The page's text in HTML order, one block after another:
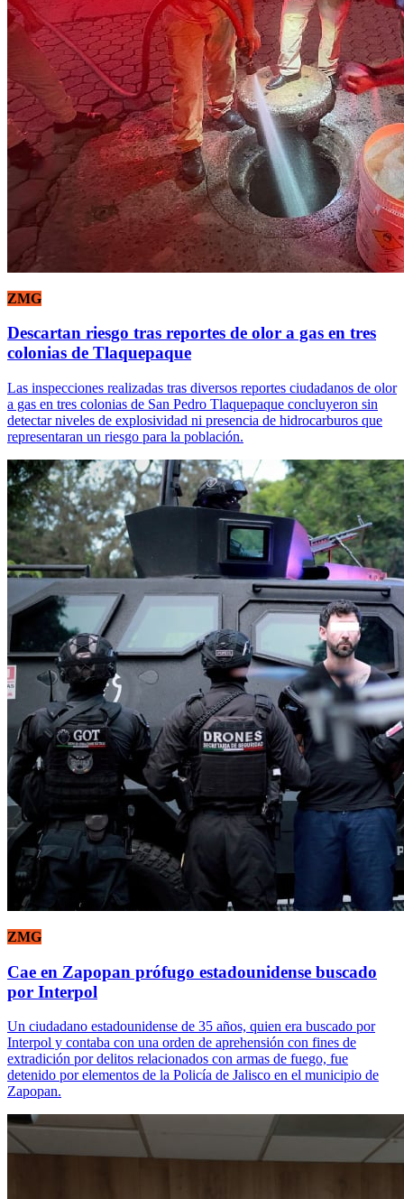
ZMG
Descartan riesgo tras reportes de olor a gas en tres
colonias de Tlaquepaque
Las inspecciones realizadas tras diversos reportes ciudadanos de olor
a gas en tres colonias de San Pedro Tlaquepaque concluyeron sin
detectar niveles de explosividad ni presencia de hidrocarburos que
representaran un riesgo para la población.
ZMG
Cae en Zapopan prófugo estadounidense buscado
por Interpol
Un ciudadano estadounidense de 35 años, quien era buscado por
Interpol y contaba con una orden de aprehensión con fines de
extradición por delitos relacionados con armas de fuego, fue
detenido por elementos de la Policía de Jalisco en el municipio de
Zapopan.